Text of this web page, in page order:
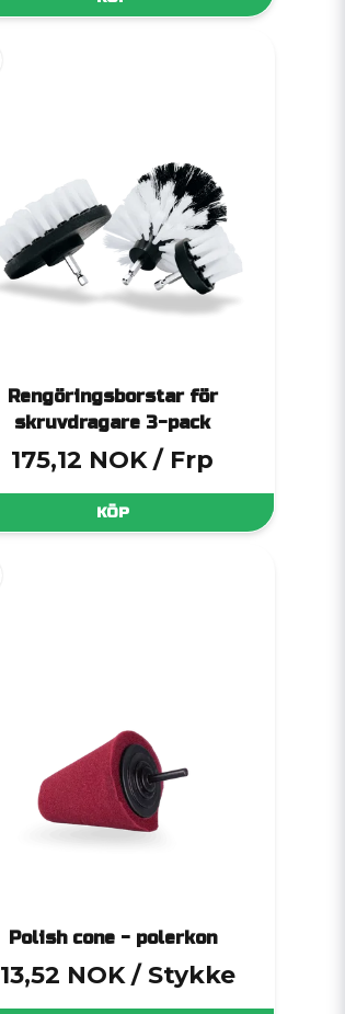
Ett par
Rengöringsborstar för
skruvdragare 3-pack
175,12 NOK / Frp
KÖP
Polish cone - polerkon
NOK / Stykke